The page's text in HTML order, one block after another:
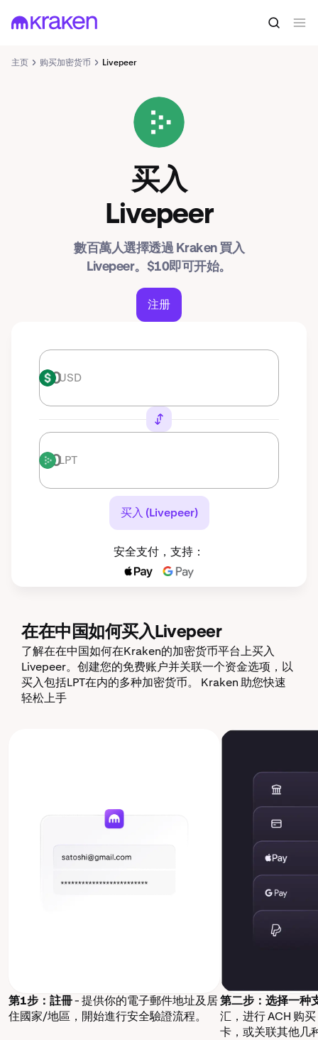
主页 购买加密货币 Livepeer
LPT
买入
Livepeer
數百萬人選擇透過 Kraken 買入
Livepeer。$10即可开始。
注册
USD USD
LPT LPT
买入 (Livepeer)
安全支付，支持：
在在中国如何买入Livepeer
了解在在中国如何在Kraken的加密货币平台上买入
Livepeer。创建您的免费账户并关联一个资金选项，以
买入包括LPT在内的多种加密货币。 Kraken 助您快速
轻松上手
第1步：註冊- 提供你的電子郵件地址及居
住國家/地區，開始進行安全驗證流程。
第二步：选择一种
汇，进行 ACH 购
卡，或关联其他几